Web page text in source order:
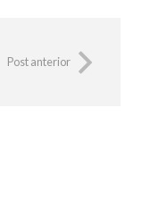
Post anterior